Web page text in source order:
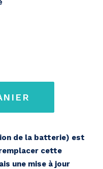
de la batterie) est
cette
une mise à jour